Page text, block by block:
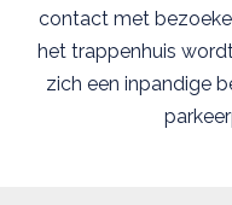
contact met
het trappenhuis
zich een inpandige